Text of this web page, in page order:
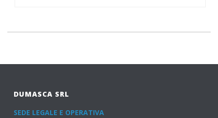
DUMASCA SRL
SEDE LEGALE E OPERATIVA